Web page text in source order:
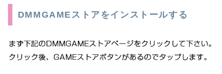
DMMGAMEストアをインストールする